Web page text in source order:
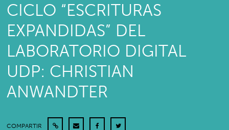
CICLO “ESCRITURAS
EXPANDIDAS” DEL
LABORATORIO DIGITAL
UDP: CHRISTIAN
ANWANDTER
COMPARTIR